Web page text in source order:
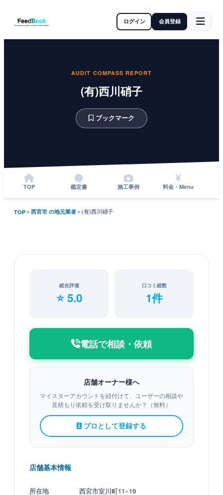
ログイン 会員登録
AUDIT COMPASS REPORT
(有)西川硝子
ブックマーク
TOP 鑑定書 施工事例 料金・Menu
TOP＞西宮市 の地元業者＞(有)西川硝子
総合評価
⭐ 5.0
口コミ総数
1件
電話で相談・依頼
店舗オーナー様へ
マイスターアカウントを紐付けて、ユーザーの相談や
見積もり依頼を受け取りませんか？（無料）
プロとして登録する
店舗基本情報
所在地 西宮市室川町11−19